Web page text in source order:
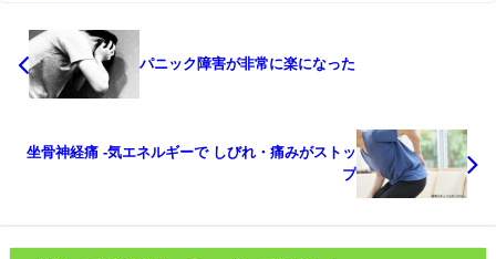
パニック障害が非常に楽になった
坐骨神経痛 -気エネルギーで しびれ・痛みがストッ
プ